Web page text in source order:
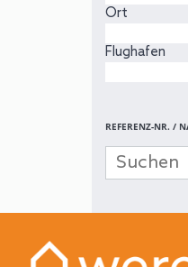
Ort
Flughafen
REFERENZ-NR. /